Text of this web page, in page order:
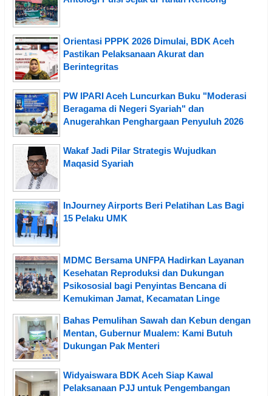
Orientasi PPPK 2026 Dimulai, BDK Aceh
Pastikan Pelaksanaan Akurat dan
Berintegritas
PW IPARI Aceh Luncurkan Buku "Moderasi
Beragama di Negeri Syariah" dan
Anugerahkan Penghargaan Penyuluh 2026
Wakaf Jadi Pilar Strategis Wujudkan
Maqasid Syariah
InJourney Airports Beri Pelatihan Las Bagi
15 Pelaku UMK
MDMC Bersama UNFPA Hadirkan Layanan
Kesehatan Reproduksi dan Dukungan
Psikososial bagi Penyintas Bencana di
Kemukiman Jamat, Kecamatan Linge
Bahas Pemulihan Sawah dan Kebun dengan
Mentan, Gubernur Mualem: Kami Butuh
Dukungan Pak Menteri
Widyaiswara BDK Aceh Siap Kawal
Pelaksanaan PJJ untuk Pengembangan